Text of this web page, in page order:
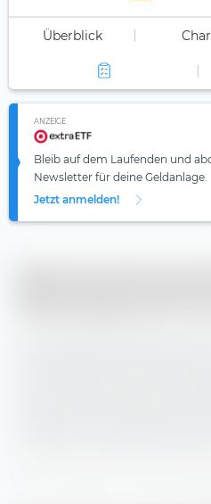
Überblick
ANZEIGE
Bleib auf dem Laufenden und
Newsletter für deine Geldanlage.
Jetzt anmelden!